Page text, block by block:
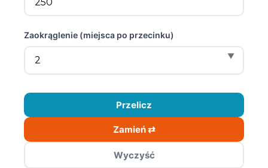
Zaokrąglenie (miejsca po przecinku)
Przelicz
Zamień ⇄
Wyczyść